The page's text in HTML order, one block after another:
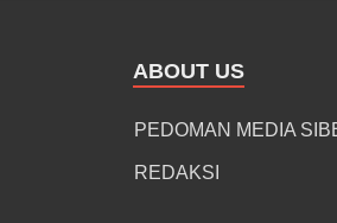
ABOUT US
PEDOMAN MEDIA
REDAKSI